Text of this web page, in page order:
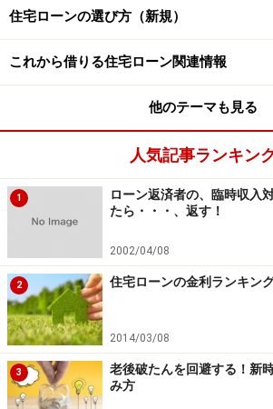
固定型よりも高くなるという仕組みに
次ページでは日本の住宅ローン金利に
※記事内容は執筆時点のものです。最新の内
本記事の内容は一般的な情報提供を目的と
商品や投資行動を推奨するものではありま
投資や資産運用に関する最終的なご判断は
行ってください。
掲載情報の正確性・完全性については十分
が、その内容を保証するものではなく、こ
などについて当社は一切の責任を負いませ
最新の情報や詳細については、必ず各金融機
の公式情報をご確認ください。
1/2
住宅ローンの選び方（新規）
これから借りる住宅ローン関連情報
他のテーマも見る
人気記事ランキン
1
ローン返済者の、臨時収
たら・・・、返す！
2002/04/08
2 住宅ローンの金利ランキン
2014/03/08
3
老後破たんを回避する！新
み方